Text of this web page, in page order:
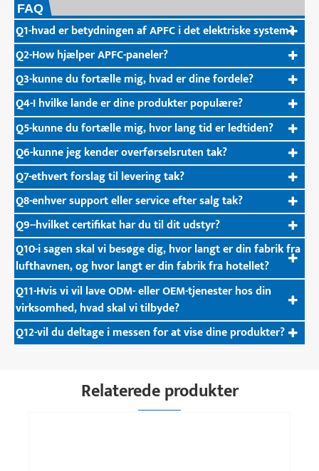
FAQ
Q1-hvad er betydningen af ​​APFC i det elektriske system?
Q2-How hjælper APFC-paneler?
Q3-kunne du fortælle mig, hvad er dine fordele?
Q4-I hvilke lande er dine produkter populære?
Q5-kunne du fortælle mig, hvor lang tid er ledtiden?
Q6-kunne jeg kender overførselsruten tak?
Q7-ethvert forslag til levering tak?
Q8-enhver support eller service efter salg tak?
Q9--hvilket certifikat har du til dit udstyr?
Q10-i sagen skal vi besøge dig, hvor langt er din fabrik fra
lufthavnen, og hvor langt er din fabrik fra hotellet?
Q11-Hvis vi vil lave ODM- eller OEM-tjenester hos din
virksomhed, hvad skal vi tilbyde?
Q12-vil du deltage i messen for at vise dine produkter?
Relaterede produkter